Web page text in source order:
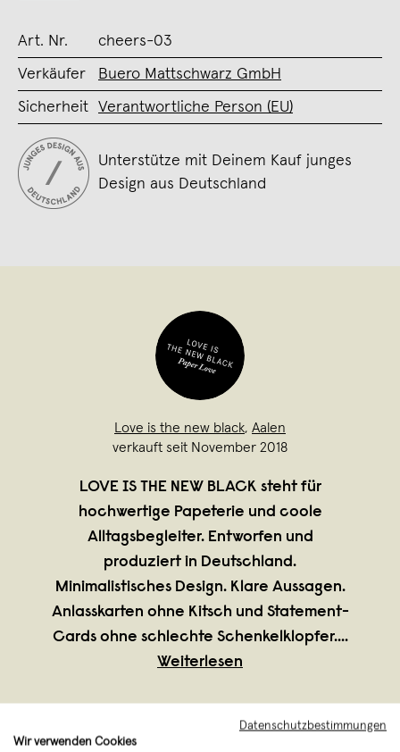
Art. Nr. cheers-03
Verkäufer Buero Mattschwarz GmbH
Sicherheit Verantwortliche Person (EU)
Unterstütze mit Deinem Kauf junges
Design aus Deutschland
Love is the new black, Aalen
verkauft seit November 2018
LOVE IS THE NEW BLACK steht für
hochwertige Papeterie und coole
Alltagsbegleiter. Entworfen und
produziert in Deutschland.
Minimalistisches Design. Klare Aussagen.
Anlasskarten ohne Kitsch und Statement-
Cards ohne schlechte Schenkelklopfer....
Weiterlesen
Datenschutzbestimmungen
Wir verwenden Cookies